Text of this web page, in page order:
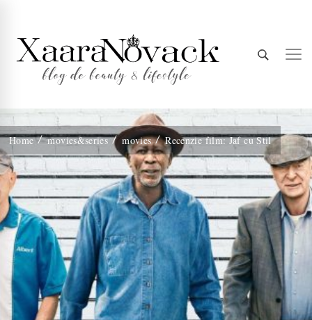
Xaara
Novack
Home movies&series movies Recenzie film: Jaf cu Stil